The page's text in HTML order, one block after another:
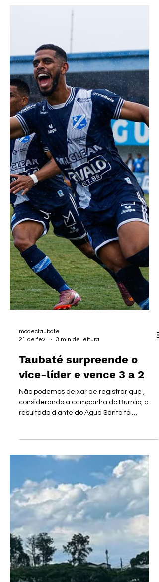
campeões da A2 jogam
no Joaquinzão
O E.C. Taubaté recebe nessa quarta-feira
no Joaquinzão o XV de Piracicaba. A
partida válida pela 13ª rodada da Série A2
acontece a partir das 20h00.Ingressos
antecipados já estão a venda. Depois de
uma brilhante e importante vitória sobre o
vice-líder da competição, na casa do
adversário, o Taubaté volta a campo para
cumpri mais um compromisso em busca
de pontuar e fugir da zona perigosa do
rebaixamento. Lance em que o goleiro
Vanderlei evita o ataque de Romarinho,
tocando c
moaectaubate
21 de fev.
3 min de leitura
Taubaté surpreende o
vice-líder e vence 3 a 2
Não podemos deixar de registrar que ,
considerando a campanha do Burrão, o
resultado diante do Agua Santa foi
surpreendente, mas foi uma grata
surpresa. Vimos um Taubaté bem